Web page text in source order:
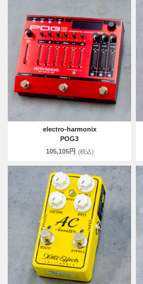
electro-harmonix
POG3
105,105円 (税込)